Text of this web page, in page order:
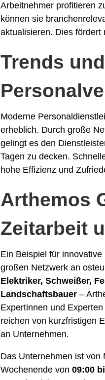
Arbeitnehmer profitieren
können sie
aktualisieren. Dies fördert
Trends
Moderne
erheblich. Durch große
gelingt es den
Tagen zu decken.
hohe Effizienz und
Arthemos
Zeitarbeit
Ein Beispiel für
großen Netzwerk an
Elektriker, Schweißer,
Landschaftsbauer –
Expertinnen und
reichen von kurzfristigen
an Unternehmen.
Das Unternehmen ist
Wochenende von09:00